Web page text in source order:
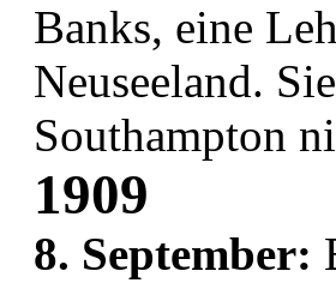
Banks, eine
Neuseeland.
Southampton
1909
8. September: